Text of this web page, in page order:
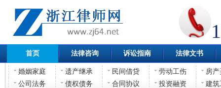
首页 法律咨询 诉讼指南 法律文书
婚姻家庭 遗产继承 民间借贷 劳动工伤
房
公司法务
债权债务 合同协议 投资融资 建筑